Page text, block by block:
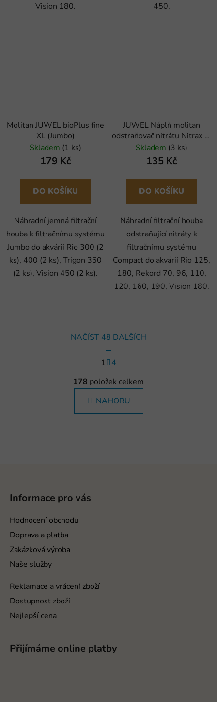
Vision 180.
450.
Molitan JUWEL bioPlus fine
XL (Jumbo)
Skladem (1 ks)
179 Kč
DO KOŠÍKU
Náhradní jemná filtrační
houba k filtračnímu systému
Jumbo do akvárií Rio 300 (2
ks), 400 (2 ks), Trigon 350
(2 ks), Vision 450 (2 ks).
JUWEL Náplň molitan
odstraňovač nitrátu Nitrax M
(compact)
Skladem (3 ks)
135 Kč
DO KOŠÍKU
Náhradní filtrační houba
odstraňující nitráty k
filtračnímu systému
Compact do akvárií Rio 125,
180, Rekord 70, 96, 110,
120, 160, 190, Vision 180.
O
v
l
á
d
NAČÍST 48 DALŠÍCH
S
t
r
á
n
k
1
4
178 položek celkem
NAHORU
Informace pro vás
Hodnocení obchodu
Doprava a platba
Zakázková výroba
Naše služby
Reklamace a vrácení zboží
Dostupnost zboží
Nejlepší cena
Přijímáme online platby